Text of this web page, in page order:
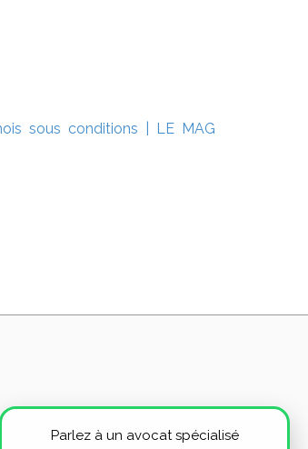
Parlez à un avocat spécialisé
sous conditions | LE MAG